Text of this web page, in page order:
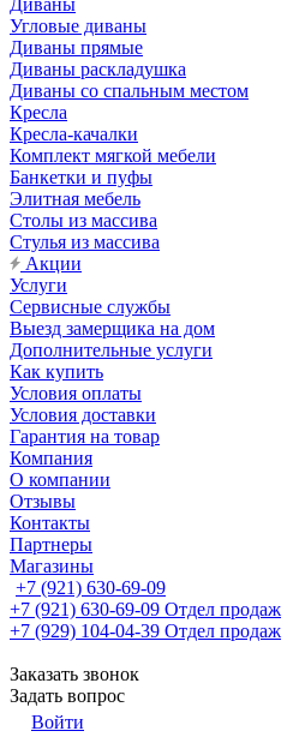
Диваны
Угловые диваны
Диваны прямые
Диваны раскладушка
Диваны со спальным местом
Кресла
Кресла-качалки
Комплект мягкой мебели
Банкетки и пуфы
Элитная мебель
Столы из массива
Стулья из массива
Акции
Услуги
Сервисные службы
Выезд замерщика на дом
Дополнительные услуги
Как купить
Условия оплаты
Условия доставки
Гарантия на товар
Компания
О компании
Отзывы
Контакты
Партнеры
Магазины
+7 (921) 630-69-09
+7 (921) 630-69-09 Отдел продаж
+7 (929) 104-04-39 Отдел продаж
Заказать звонок
Задать вопрос
Войти